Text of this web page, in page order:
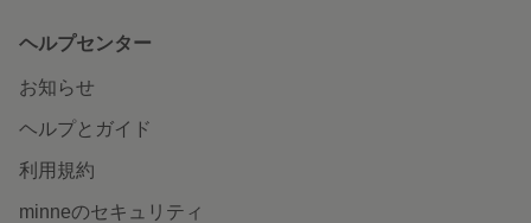
ヘルプセンター
お知らせ
ヘルプとガイド
利用規約
minneのセキュリティ